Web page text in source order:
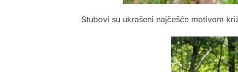
Stubovi su ukrašeni najčešće motivom